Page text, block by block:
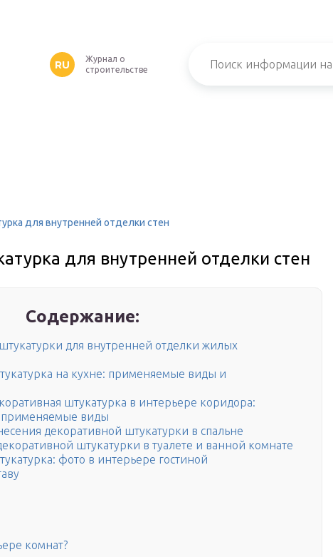
RU
Журнал о
строительстве
для внутренней отделки стен
для внутренней отделки стен
Содержание:
для внутренней отделки жилых
на кухне: применяемые виды и
штукатурка в интерьере коридора:
виды
декоративной штукатурки в спальне
штукатурки в туалете и ванной комнате
фото в интерьере гостиной
комнат?